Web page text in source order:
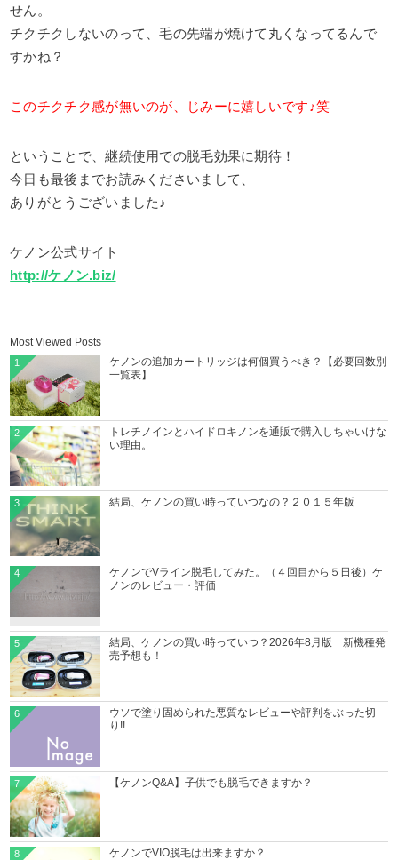
せん。
チクチクしないのって、毛の先端が焼けて丸くなってるんで
すかね？
このチクチク感が無いのが、じみーに嬉しいです♪笑
ということで、継続使用での脱毛効果に期待！
今日も最後までお読みくださいまして、
ありがとうございました♪
ケノン公式サイト
http://ケノン.biz/
Most Viewed Posts
ケノンの追加カートリッジは何個買うべき？【必要回数別
一覧表】
1
トレチノインとハイドロキノンを通販で購入しちゃいけな
い理由。
2
結局、ケノンの買い時っていつなの？２０１５年版
3
ケノンでVライン脱毛してみた。（４回目から５日後）ケ
ノンのレビュー・評価
4
結局、ケノンの買い時っていつ？2026年8月版 新機種発
売予想も！
5
ウソで塗り固められた悪質なレビューや評判をぶった切
り!!
6
【ケノンQ&A】子供でも脱毛できますか？
7
ケノンでVIO脱毛は出来ますか？
8